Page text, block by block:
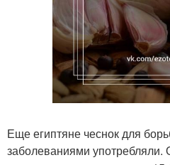
Еще египтяне чеснок для
заболеваниями употребляли.